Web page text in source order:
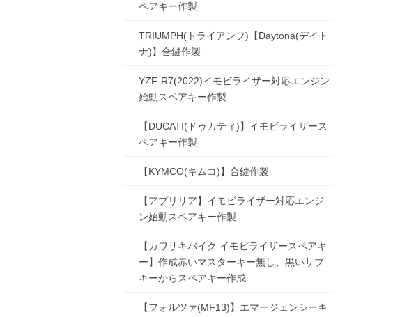
ペアキー作製
TRIUMPH(トライアンフ)【Daytona(デイト
ナ)】合鍵作製
YZF-R7(2022)イモビライザー対応エンジン
始動スペアキー作製
【DUCATI(ドゥカティ)】イモビライザース
ペアキー作製
【KYMCO(キムコ)】合鍵作製
【アプリリア】イモビライザー対応エンジ
ン始動スペアキー作製
【カワサキバイク イモビライザースペアキ
ー】作成赤いマスターキー無し、黒いサブ
キーからスペアキー作成
【フォルツァ(MF13)】エマージェンシーキ